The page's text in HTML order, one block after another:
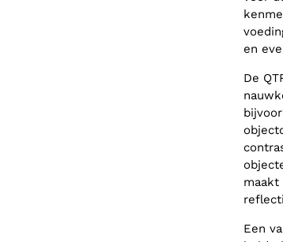
en
De
maakt
Een